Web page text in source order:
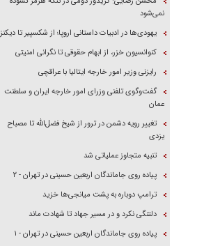
نمی‌شود
یهودی‌ها در ادبیات داستانی اروپا؛ از شکسپیر تا دیکنز
کنوانسیون خزر، از ابهام حقوقی تا نگرانی امنیتی
رایزنی وزیر امور خارجه ایتالیا با عراقچی
گفت‌وگوی تلفنی وزرای امور خارجه ایران و سلطنت
عمان
تغییر رویه دشمن در ترور از شیخ فضل‌الله تا مصباح
یزدی
تنبیه متجاوز عملیاتی شد
پیاده روی جاماندگان اربعین حسینی در تهران - ۲
ترامپ دوباره به پشت میانجی‌ها خزید
دلتنگی نکرد و در مسیر جهاد تا شهادت ماند
پیاده روی جاماندگان اربعین حسینی در تهران - ۱